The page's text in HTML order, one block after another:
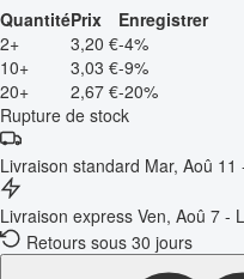
QuantitéPrix
Enregistrer
2+
3,20 €-4%
10+
3,03 €-9%
20+
2,67 €-20%
Rupture de stock
Livraison standard Mar, Aoû 11
Livraison express Ven, Aoû 7 -
Retours sous 30 jours